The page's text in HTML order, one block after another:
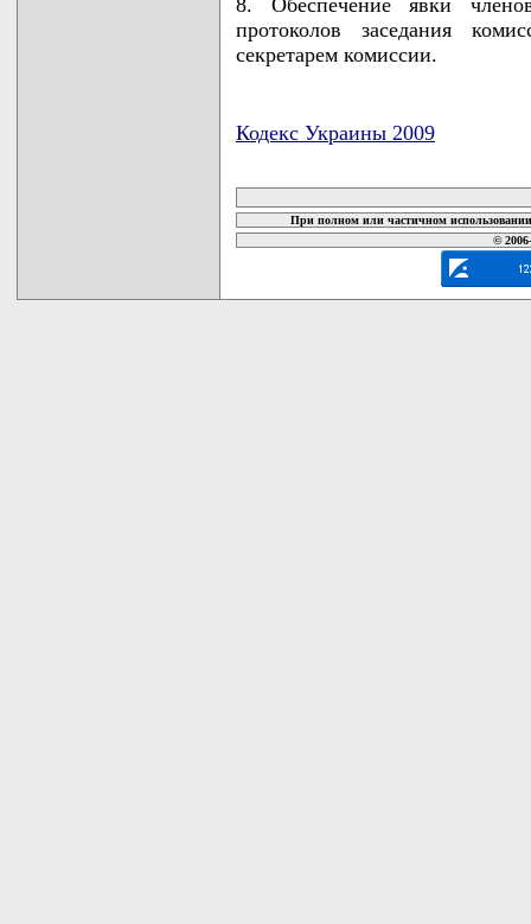
протоколов заседания
секретарем комиссии.
Кодекс Украины 2009
При полном или частичном
©